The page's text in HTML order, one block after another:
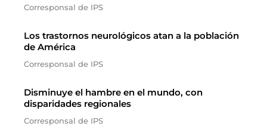
Corresponsal de IPS
Los trastornos neurológicos atan a la población
de América
Corresponsal de IPS
Disminuye el hambre en el mundo, con
disparidades regionales
Corresponsal de IPS